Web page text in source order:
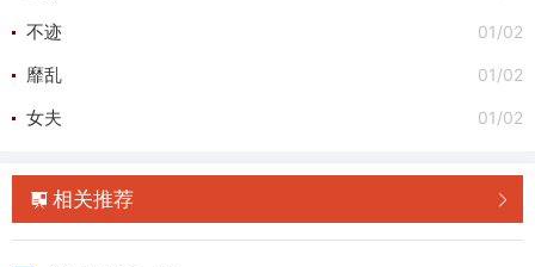
01/02
不迹
01/02
靡乱
01/02
女夫

 相关推荐